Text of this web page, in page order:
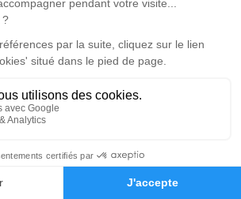
Hommages
d’arbre hommage est
Je rends hommage
Dame de Montluçon